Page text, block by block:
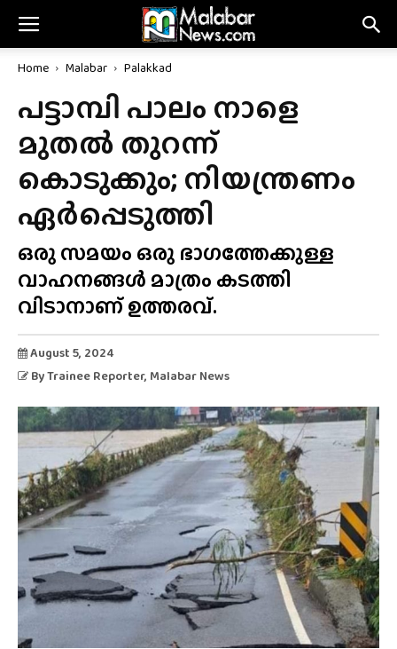
Home Malabar Palakkad
പട്ടാമ്പി പാലം നാളെ
മുതൽ തുറന്ന്
കൊടുക്കും; നിയന്ത്രണം
ഏർപ്പെടുത്തി
ഒരു സമയം ഒരു ഭാഗത്തേക്കുള്ള
വാഹനങ്ങൾ മാത്രം കടത്തി
വിടാനാണ് ഉത്തരവ്.
August 5, 2024
ByTrainee Reporter, Malabar News